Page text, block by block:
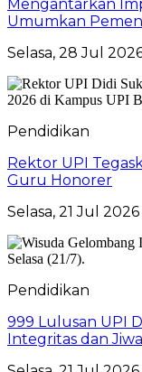
Mengantarkan
Umumkan
Selasa, 28 Jul
Pendidikan
Rektor UPI
Guru Honorer
Selasa, 21 Jul
Pendidikan
999 Lulusan UPI
Integritas dan